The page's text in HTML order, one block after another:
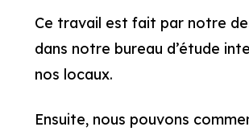
Ce travail est fait par notre
dans notre bureau d’étude
nos locaux.
Ensuite, nous pouvons